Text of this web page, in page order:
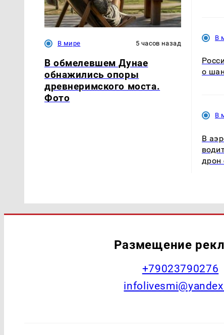
В мире 5 часов назад
В обмелевшем Дунае
обнажились опоры
древнеримского моста.
Фото
В
о
В
В
дрон
Размещение
+79023790276